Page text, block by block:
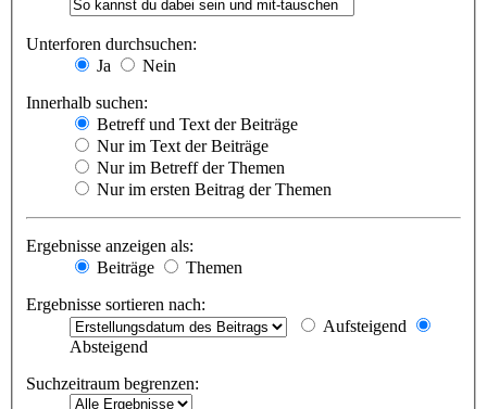
Unterforen durchsuchen:
Ja
Nein
Innerhalb suchen:
Betreff und Text der Beiträge
Nur im Text der Beiträge
Nur im Betreff der Themen
Nur im ersten Beitrag der Themen
Ergebnisse anzeigen als:
Beiträge
Themen
Ergebnisse sortieren nach:
Aufsteigend
Absteigend
Suchzeitraum begrenzen: